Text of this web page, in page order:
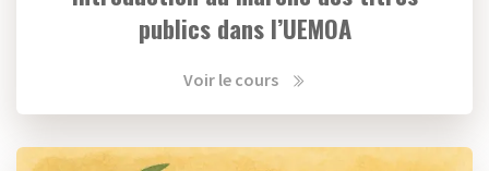
publics dans l’UEMOA
Voir le cours